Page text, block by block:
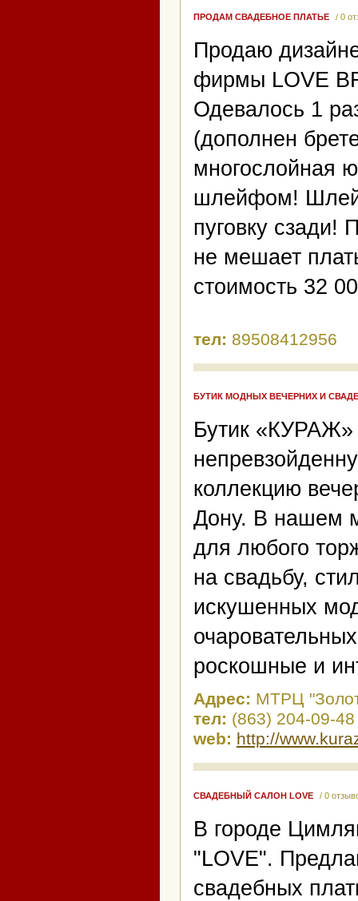
ПРОДАМ СВАДЕБНОЕ ПЛАТЬЕ / 0
Продаю
фирмы LOVE
Одевалось 1
(дополнен
многослойная
шлейфом!
пуговку сзади!
не мешает
стоимость 32
тел: 89508412956
БУТИК МОДНЫХ ВЕЧЕРНИХ И
Бутик «КУРАЖ»
коллекцию
Дону. В нашем
для любого
на свадьбу,
искушенных
роскошные и
Адрес: МТРЦ
тел: (863) 204-09-48
web: http://
СВАДЕБНЫЙ САЛОН LOVE / 0
В городе
"LOVE".
свадебных